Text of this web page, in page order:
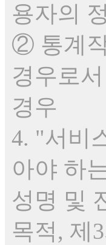
용자의
② 통계
경우로
경우
4. "서비
아야 하
성명 및
목적, 제